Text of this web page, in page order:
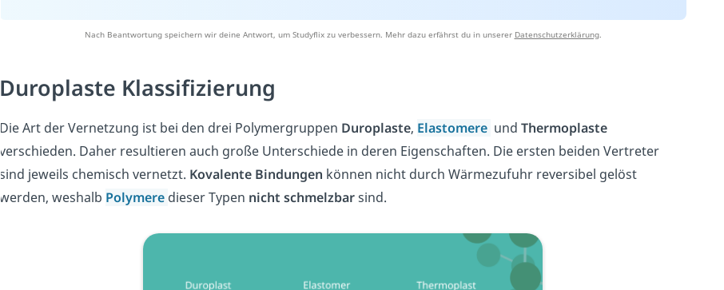
Nach Beantwortung speichern wir deine Antwort, um Studyflix zu verbessern. Mehr dazu erfährst du in unserer Datenschutzerklärung.
Duroplaste Klassifizierung
Die Art der Vernetzung ist bei den drei Polymergruppen Duroplaste, Elastomere und Thermoplaste
verschieden. Daher resultieren auch große Unterschiede in deren Eigenschaften. Die ersten beiden Vertreter
sind jeweils chemisch vernetzt. Kovalente Bindungen können nicht durch Wärmezufuhr reversibel gelöst
werden, weshalb Polymere dieser Typen nicht schmelzbarsind.